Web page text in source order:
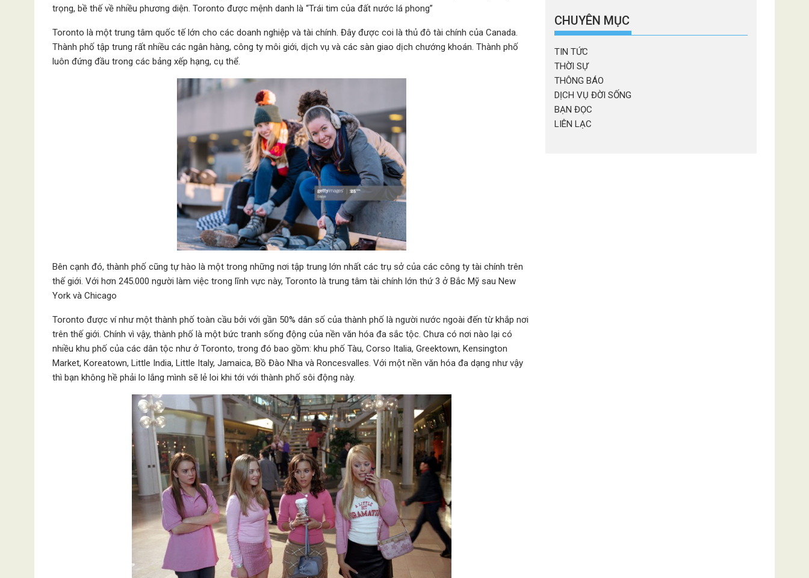
trọng, bề thế về nhiều phương diện. Toronto được mệnh danh là “Trái tim của đất nước lá phong”
Toronto là một trung tâm quốc tế lớn cho các doanh nghiệp và tài chính. Đây được coi là thủ đô tài chính của Canada.
Thành phố tập trung rất nhiều các ngân hàng, công ty môi giới, dịch vụ và các sàn giao dịch chướng khoán. Thành phố
luôn đứng đầu trong các bảng xếp hạng, cụ thể.
Bên cạnh đó, thành phố cũng tự hào là một trong những nơi tập trung lớn nhất các trụ sở của các công ty tài chính trên
thế giới. Với hơn 245.000 người làm việc trong lĩnh vực này, Toronto là trung tâm tài chính lớn thứ 3 ở Bắc Mỹ sau New
York và Chicago
Toronto được ví như một thành phố toàn cầu bởi với gần 50% dân số của thành phố là người nước ngoài đến từ khắp nơi
trên thế giới. Chính vì vậy, thành phố là một bức tranh sống động của nền văn hóa đa sắc tộc. Chưa có nơi nào lại có
nhiều khu phố của các dân tộc như ở Toronto, trong đó bao gồm: khu phố Tàu, Corso Italia, Greektown, Kensington
Market, Koreatown, Little India, Little Italy, Jamaica, Bồ Đào Nha và Roncesvalles. Với một nền văn hóa đa dạng như vậy
thì bạn không hề phải lo lắng mình sẽ lẻ loi khi tới với thành phố sôi động này.
mục
CHUYÊN MỤC
TIN TỨC
THỜI SỰ
THÔNG BÁO
DỊCH VỤ ĐỜI SỐNG
BẠN ĐỌC
LIÊN LẠC